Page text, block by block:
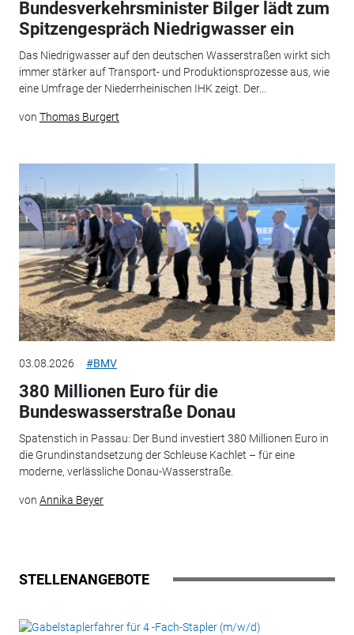
Bundesverkehrsminister Bilger lädt zum
Spitzengespräch Niedrigwasser ein
Das Niedrigwasser auf den deutschen Wasserstraßen wirkt sich
immer stärker auf Transport- und Produktionsprozesse aus, wie
eine Umfrage der Niederrheinischen IHK zeigt. Der...
von Thomas Burgert
03.08.2026 #BMV
380 Millionen Euro für die
Bundeswasserstraße Donau
Spatenstich in Passau: Der Bund investiert 380 Millionen Euro in
die Grundinstandsetzung der Schleuse Kachlet – für eine
moderne, verlässliche Donau-Wasserstraße.
von Annika Beyer
STELLENANGEBOTE